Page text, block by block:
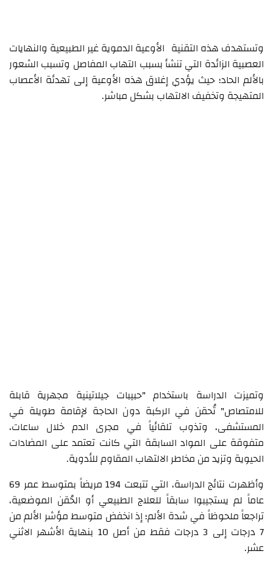
وتستهدف هذه التقنية الأوعية الدموية غير الطبيعية والنهايات
العصبية الزائدة التي تنشأ بسبب التهاب المفاصل وتسبب الشعور
بالألم الحاد؛ حيث يؤدي إغلاق هذه الأوعية إلى تهدئة الأعصاب
المتهيجة وتخفيف الالتهاب بشكل مباشر.
وتميزت الدراسة باستخدام "حبيبات جيلاتينية مجهرية قابلة
للامتصاص" تُحقن في الركبة دون الحاجة لإقامة طويلة في
المستشفى، وتذوب تلقائياً في مجرى الدم خلال ساعات،
متفوقة على المواد السابقة التي كانت تعتمد على المضادات
الحيوية وتزيد من مخاطر الالتهاب المقاوم للأدوية.
وأظهرت نتائج الدراسة، التي تتبعت 194 مريضاً بمتوسط عمر 69
عاماً لم يستجيبوا سابقاً للعلاج الطبيعي أو الحُقن الموضعية،
تراجعاً ملحوظاً في شدة الألم؛ إذ انخفض متوسط مؤشر الألم من
7 درجات إلى 3 درجات فقط من أصل 10 بنهاية الأشهر الاثني
عشر.